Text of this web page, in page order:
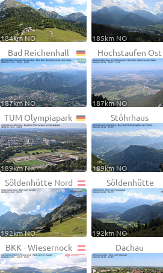
184km NO 185km NO
Bad Reichenhall
187km NO
Hochstaufen Ost
187km NO
TUM Olympiapark
189km N
Stöhrhaus
189km NO
Söldenhütte Nord
192km NO
Söldenhütte
192km NO
BKK - Wiesernock Dachau